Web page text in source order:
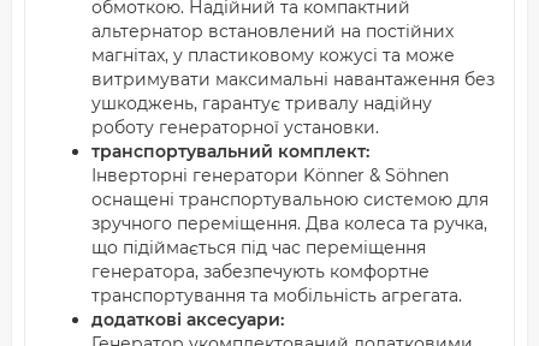
обмоткою. Надійний та компактний
альтернатор встановлений на постійних
магнітах, у пластиковому кожусі та може
витримувати максимальні навантаження без
ушкоджень, гарантує тривалу надійну
роботу генераторної установки.
транспортувальний комплект:
Інверторні генератори Könner & Söhnen
оснащені транспортувальною системою для
зручного переміщення. Два колеса та ручка,
що підіймається під час переміщення
генератора, забезпечують комфортне
транспортування та мобільність агрегата.
додаткові аксесуари: